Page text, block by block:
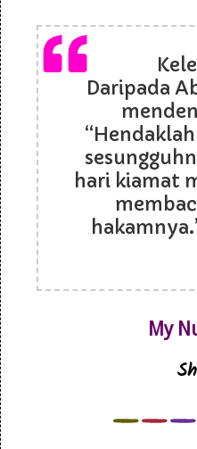
Daripada
hari kiamat
My